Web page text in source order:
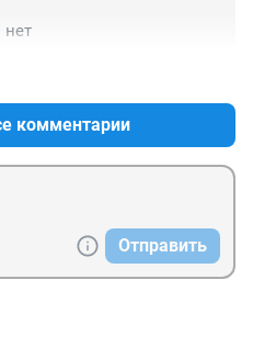
нет
комментарии
Отправить